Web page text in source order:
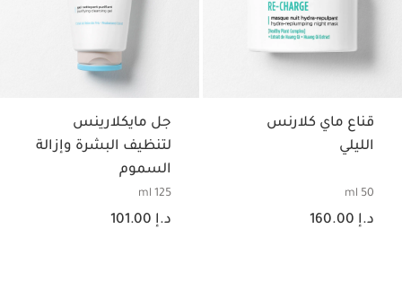
قناع ماي كلارنس
الليلي
50 ml
السعر الحالي هو د.إ 160.00
د.إ 160.00
جل مايكلارينس
لتنظيف البشرة وإزالة
السموم
125 ml
السعر الحالي هو د.إ 101.00
د.إ 101.00